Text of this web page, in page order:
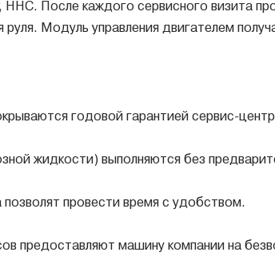
После каждого сервисного визита
Модуль управления двигателем
годовой гарантией сервис-
жидкости) выполняются без
провести время с удобством.
предоставляют машину компании на